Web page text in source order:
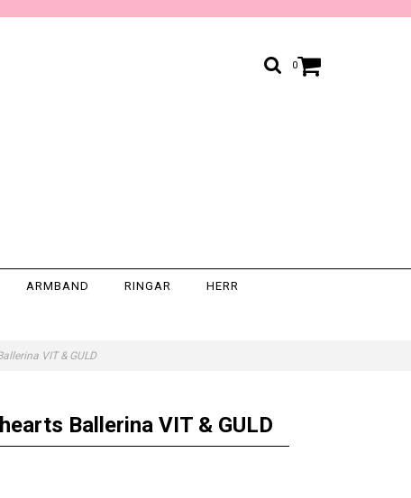
0
ARMBAND RINGAR HERR
VIT & GULD
Ballerina VIT & GULD